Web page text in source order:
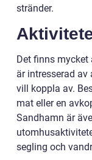
stränder.
Det finns mycket
är intresserad av
vill koppla av.
mat eller en
Sandhamn är
segling och